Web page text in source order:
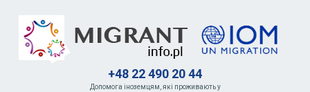
+48 22 490 20 44
Допомога іноземцям, які проживають у